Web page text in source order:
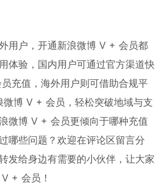
用户，开通新浪微博 V + 会员都
体验，国内用户可通过官方渠道快
充值，海外用户则可借助合规平
博 V + 会员，轻松突破地域与支
微博 V + 会员更倾向于哪种充值
哪些问题？欢迎在评论区留言分
发给身边有需要的小伙伴，让大家
+ 会员！